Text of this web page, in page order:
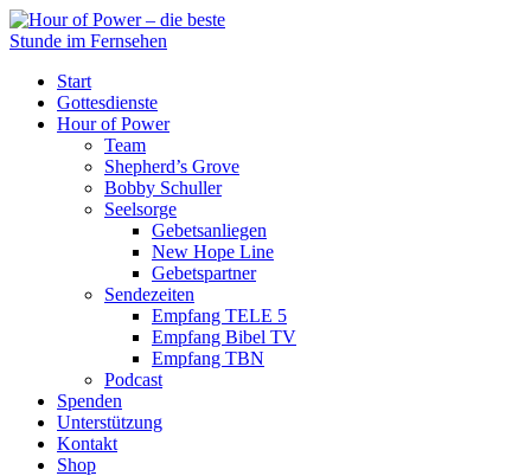
Start
Gottesdienste
Hour of Power
Team
Shepherd’s Grove
Bobby Schuller
Seelsorge
Gebetsanliegen
New Hope Line
Gebetspartner
Sendezeiten
Empfang TELE 5
Empfang Bibel TV
Empfang TBN
Podcast
Spenden
Unterstützung
Kontakt
Shop